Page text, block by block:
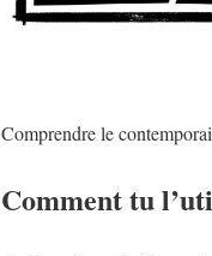
Comprendre le
Comment tu